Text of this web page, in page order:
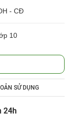
- CĐ
10
SỬ DỤNG
24h